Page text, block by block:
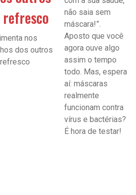
refresco
nos
dos outros
não saia sem
máscara!”.
Aposto que você
agora ouve algo
assim o tempo
todo. Mas, espera
aí: máscaras
realmente
funcionam contra
vírus e bactérias?
É hora de testar!